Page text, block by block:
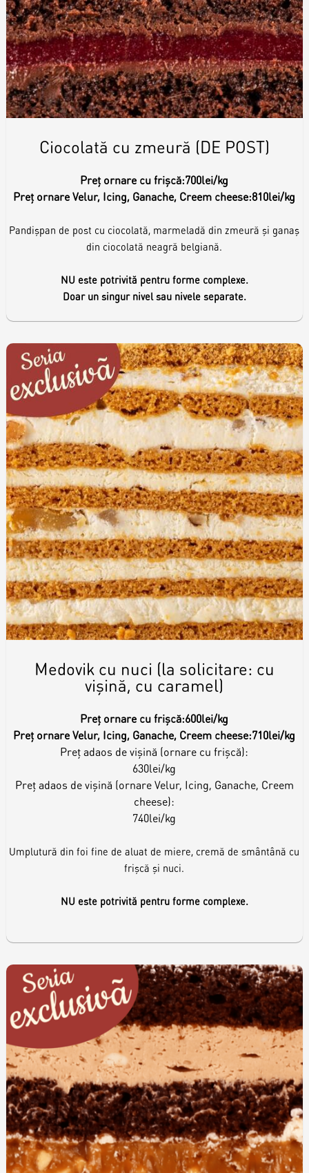
Ciocolată cu zmeură (DE POST)
Preț ornare cu frișcă:700lei/kg
Preț ornare Velur, Icing, Ganache, Creem cheese:810lei/kg
Pandișpan de post cu ciocolată, marmeladă din zmeură și ganaș
din ciocolată neagră belgiană.
NU este potrivită pentru forme complexe.
Doar un singur nivel sau nivele separate.
Medovik cu nuci (la solicitare: cu
vișină, cu caramel)
Preț ornare cu frișcă:600lei/kg
Preț ornare Velur, Icing, Ganache, Creem cheese:710lei/kg
Preț adaos de vișină (ornare cu frișcă):
630lei/kg
Preț adaos de vișină (ornare Velur, Icing, Ganache, Creem
cheese):
740lei/kg
Umplutură din foi fine de aluat de miere, cremă de smântână cu
frișcă și nuci.
NU este potrivită pentru forme complexe.